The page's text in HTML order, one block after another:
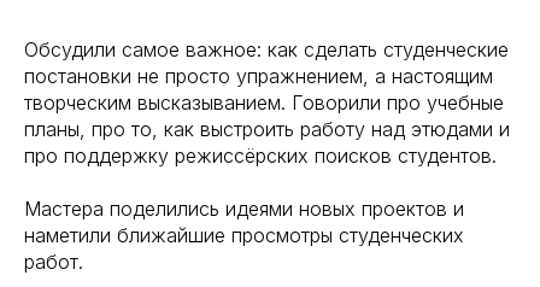
Обсудили самое важное: как сделать студенческие
постановки не просто упражнением, а настоящим
творческим высказыванием. Говорили про учебные
планы, про то, как выстроить работу над этюдами и
про поддержку режиссёрских поисков студентов.
Мастера поделились идеями новых проектов и
наметили ближайшие просмотры студенческих
работ.